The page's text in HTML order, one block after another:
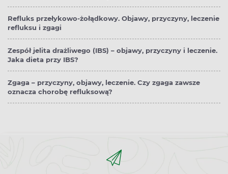
Refluks przełykowo-żołądkowy. Objawy, przyczyny, leczenie
refluksu i zgagi
Zespół jelita drażliwego (IBS) – objawy, przyczyny i leczenie.
Jaka dieta przy IBS?
Zgaga – przyczyny, objawy, leczenie. Czy zgaga zawsze
oznacza chorobę refluksową?